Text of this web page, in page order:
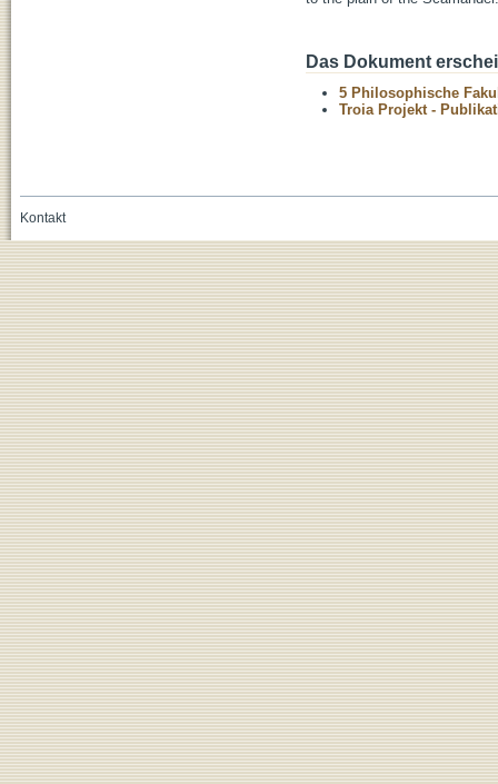
Das Dokument
5 Philosophische
Troia Projekt -
Kontakt